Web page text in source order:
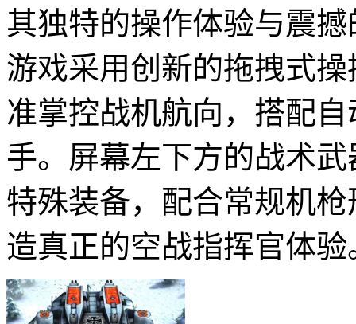
其独特的操作体验与震
游戏采用创新的拖拽式
准掌控战机航向，搭配
手。屏幕左下方的战术
特殊装备，配合常规机
造真正的空战指挥官体验